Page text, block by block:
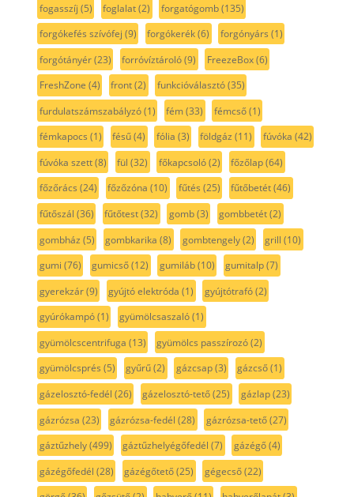
fogasszíj (5) foglalat(2) forgatógomb(135)
forgókefés szívófej (9) forgókerék(6) forgónyárs (1)
forgótányér(23) forróvíztároló(9) FreezeBox(6)
FreshZone (4) front(2) funkcióválasztó(35)
furdulatszámszabályzó(1) fém(33) fémcső(1)
fémkapocs (1) fésű(4) fólia (3) földgáz (11) fúvóka (42)
fúvóka szett(8) fül (32) főkapcsoló(2) főzőlap(64)
főzőrács (24) főzőzóna (10) fűtés (25) fűtőbetét(46)
fűtőszál (36) fűtőtest(32) gomb(3) gombbetét(2)
gombház (5) gombkarika (8) gombtengely(2) grill (10)
gumi (76) gumicső(12) gumiláb(10) gumitalp(7)
gyerekzár(9) gyújtó elektróda (1) gyújtótrafó(2)
gyúrókampó(1) gyümölcsaszaló(1)
gyümölcscentrifuga (13) gyümölcs passzírozó(2)
gyümölcsprés (5) gyűrű(2) gázcsap(3) gázcső(1)
gázelosztó-fedél (26) gázelosztó-tető(25) gázlap(23)
gázrózsa (23) gázrózsa-fedél (28) gázrózsa-tető(27)
gáztűzhely(499) gáztűzhelyégőfedél (7) gázégő(4)
gázégőfedél (28) gázégőtető(25) gégecső(22)